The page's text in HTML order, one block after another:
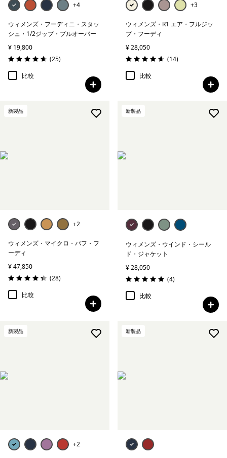
+4
ウィメンズ・フーディニ・スタッ
シュ・1/2ジップ・プルオーバー
¥ 19,800
評価: 4.6 / 5
(25レビュー
)
比較
+3
ウィメンズ・R1 エア・フルジッ
プ・フーディ
¥ 28,050
評価: 4.6 / 5
(14レビュー
)
比較
新製品
+2
ウィメンズ・マイクロ・パフ・フ
ーディ
¥ 47,850
評価: 4.3 / 5
(28レビュー
)
比較
新製品
ウィメンズ・ウインド・シール
ド・ジャケット
¥ 28,050
評価: 5.0 / 5
(4レビュー
)
比較
新製品
+2
新製品